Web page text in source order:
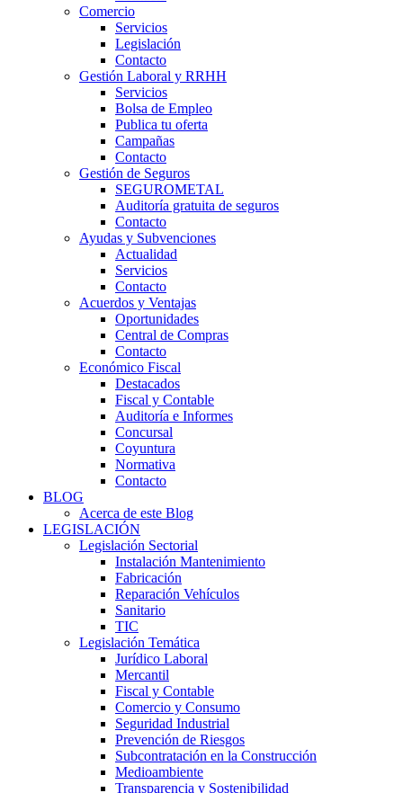
Comercio
Servicios
Legislación
Contacto
Gestión Laboral y RRHH
Servicios
Bolsa de Empleo
Publica tu oferta
Campañas
Contacto
Gestión de Seguros
SEGUROMETAL
Auditoría gratuita de seguros
Contacto
Ayudas y Subvenciones
Actualidad
Servicios
Contacto
Acuerdos y Ventajas
Oportunidades
Central de Compras
Contacto
Económico Fiscal
Destacados
Fiscal y Contable
Auditoría e Informes
Concursal
Coyuntura
Normativa
Contacto
BLOG
Acerca de este Blog
LEGISLACIÓN
Legislación Sectorial
Instalación Mantenimiento
Fabricación
Reparación Vehículos
Sanitario
TIC
Legislación Temática
Jurídico Laboral
Mercantil
Fiscal y Contable
Comercio y Consumo
Seguridad Industrial
Prevención de Riesgos
Subcontratación en la Construcción
Medioambiente
Transparencia y Sostenibilidad